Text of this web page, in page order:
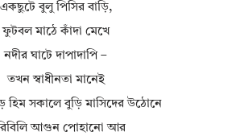
একছুটে বুলু পিসির বাড়ি,
ফুটবল মাঠে কাঁদা মেখে
নদীর ঘাটে দাপাদাপি –
তখন স্বাধীনতা মানেই
হিম সকালে বুড়ি মাসিদের উঠোনে
আগুন পোহানো আর